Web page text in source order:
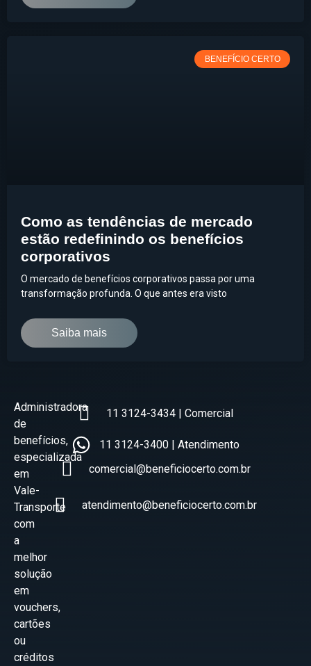
BENEFÍCIO CERTO
Como as tendências de mercado
estão redefinindo os benefícios
corporativos
O mercado de benefícios corporativos passa por uma
transformação profunda. O que antes era visto
Saiba mais
Administradora
de
benefícios,
especializada
em
Vale-
Transporte
com
a
melhor
solução
em
vouchers,
cartões
ou
créditos
11 3124-3434 | Comercial
11 3124-3400 | Atendimento
comercial@beneficiocerto.com.br
atendimento@beneficiocerto.com.br